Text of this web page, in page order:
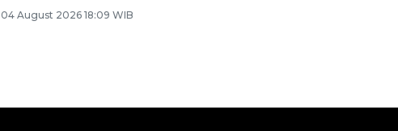
04 August 2026 18:09 WIB